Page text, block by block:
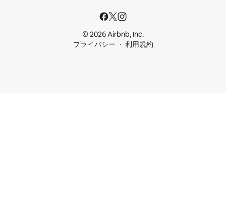
© 2026 Airbnb, Inc.
プライバシー
利用規約